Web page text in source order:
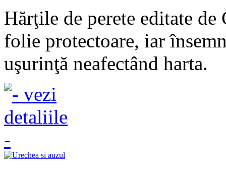
Hărţile de perete editate
folie protectoare, iar
uşurinţă neafectând harta.